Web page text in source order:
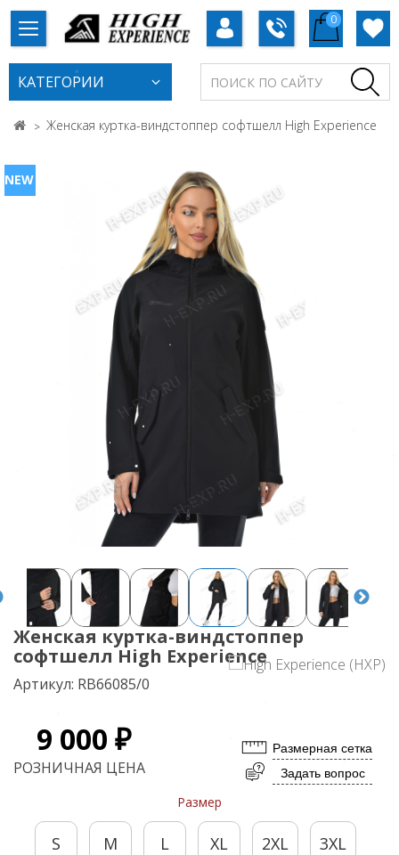
0
КАТЕГОРИИ
Женская куртка-виндстоппер софтшелл High Experience
Женская куртка-виндстоппер
софтшелл High Experience
Артикул: RB66085/0
9 000 ₽
РОЗНИЧНАЯ ЦЕНА
Размерная сетка
Задать вопрос
Размер
S M L XL 2XL 3XL